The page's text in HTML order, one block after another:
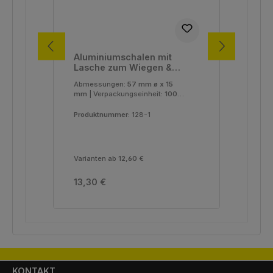
Aluminiumschalen mit
Lasche zum Wiegen &
Ø 57mm x 15mm, 38ml
Abmessungen: 57 mm ø x 15
mm
Verpackungseinheit: 100
Produktnummer: 128-1
Varianten ab 12,60 €
Regulärer Preis:
13,30 €
KONTAKT